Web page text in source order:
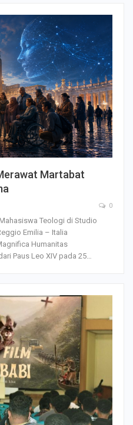
Martabat
0
Teologi di Studio
Emilia – Italia
Humanitas
Paus Leo XIV pada 25